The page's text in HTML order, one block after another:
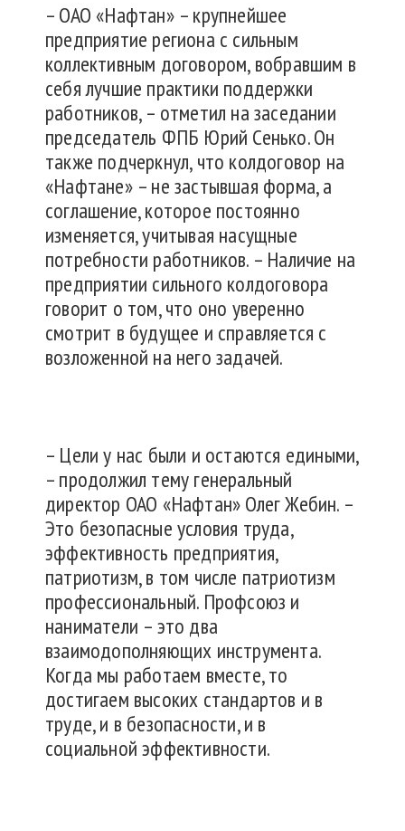
– ОАО «Нафтан» – крупнейшее
предприятие региона с сильным
коллективным договором, вобравшим в
себя лучшие практики поддержки
работников, – отметил на заседании
председатель ФПБ Юрий Сенько. Он
также подчеркнул, что колдоговор на
«Нафтане» – не застывшая форма, а
соглашение, которое постоянно
изменяется, учитывая насущные
потребности работников. – Наличие на
предприятии сильного колдоговора
говорит о том, что оно уверенно
смотрит в будущее и справляется с
возложенной на него задачей.
– Цели у нас были и остаются едиными,
– продолжил тему генеральный
директор ОАО «Нафтан» Олег Жебин. –
Это безопасные условия труда,
эффективность предприятия,
патриотизм, в том числе патриотизм
профессиональный. Профсоюз и
наниматели – это два
взаимодополняющих инструмента.
Когда мы работаем вместе, то
достигаем высоких стандартов и в
труде, и в безопасности, и в
социальной эффективности.